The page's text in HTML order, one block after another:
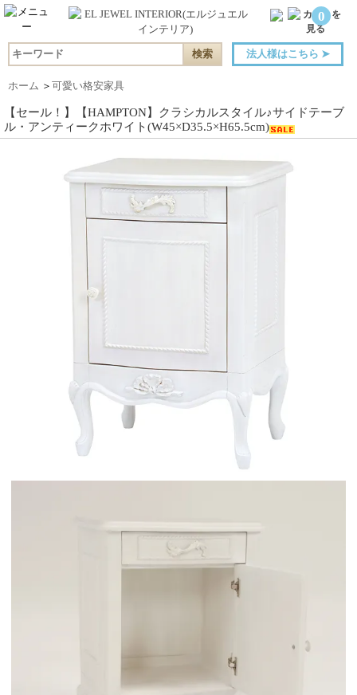
0
法人様はこちら ➤
ホーム ＞ 可愛い格安家具
【セール！】【HAMPTON】クラシカルスタイル♪サイドテーブ
ル・アンティークホワイト(W45×D35.5×H65.5cm)